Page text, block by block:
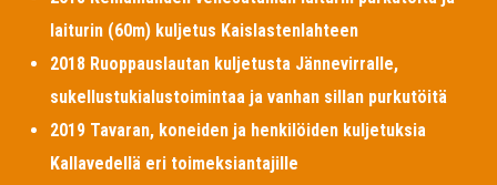
laiturin (60m) kuljetus Kaislastenlahteen
2018 Ruoppauslautan kuljetusta Jännevirralle,
sukellustukialustoimintaa ja vanhan sillan purkutöitä
2019 Tavaran, koneiden ja henkilöiden kuljetuksia
Kallavedellä eri toimeksiantajille